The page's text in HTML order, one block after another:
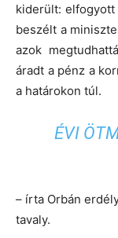
kiderült:
beszélt a
azok
áradt a pénz a
a határokon túl.
ÉVI
– írta Orbán
tavaly.